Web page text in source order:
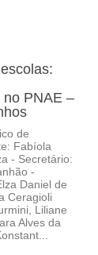
no PNAE –
de
Fabíola
- Secretário:
-
Daniel de
Ceragioli
Liliane
Alves da